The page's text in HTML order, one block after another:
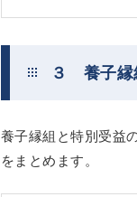
３ 養子縁
養子縁組と特別受益
をまとめます。